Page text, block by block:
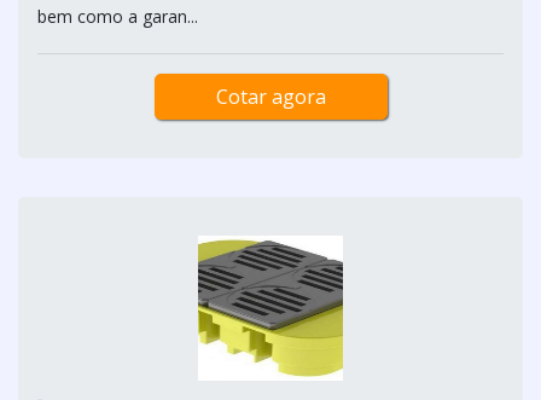
bem como a garan...
Cotar agora